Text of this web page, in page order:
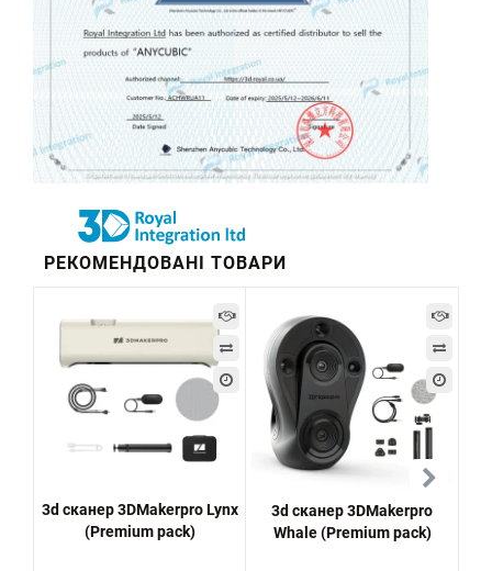
РЕКОМЕНДОВАНІ ТОВАРИ
3d сканер 3DMakerpro Lynx
(Premium pack)
3d сканер 3DMakerpro
Whale (Premium pack)